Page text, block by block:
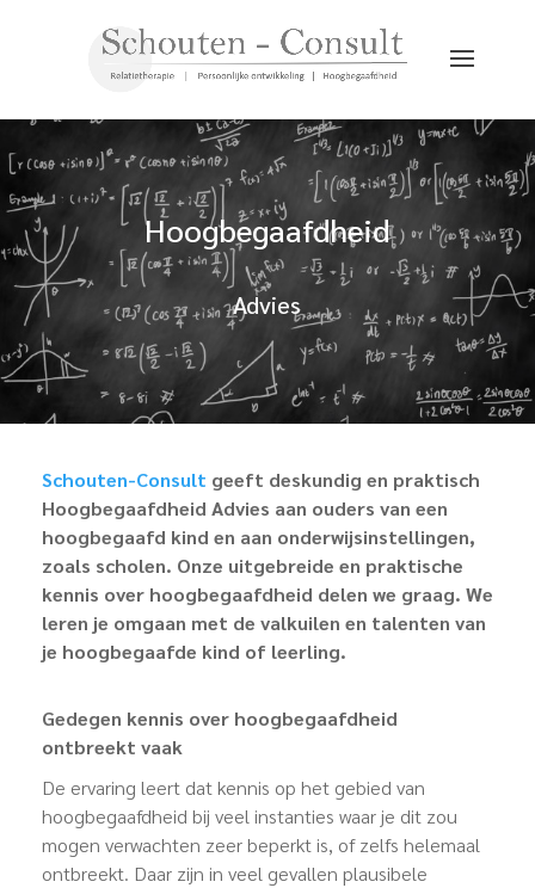
Hoogbegaafdheid
Advies
Schouten-Consult geeft deskundig en praktisch
Hoogbegaafdheid Advies aan ouders van een
hoogbegaafd kind en aan onderwijsinstellingen,
zoals scholen. Onze uitgebreide en praktische
kennis over hoogbegaafdheid delen we graag. We
leren je omgaan met de valkuilen en talenten van
je hoogbegaafde kind of leerling.
Gedegen kennis over hoogbegaafdheid
ontbreekt vaak
De ervaring leert dat kennis op het gebied van
hoogbegaafdheid bij veel instanties waar je dit zou
mogen verwachten zeer beperkt is, of zelfs helemaal
ontbreekt. Daar zijn in veel gevallen plausibele